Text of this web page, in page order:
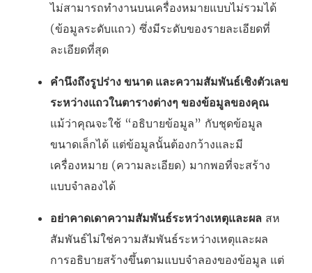
ไม่สามารถทำงานบนเครื่องหมายแบบไม่รวมได้
(ข้อมูลระดับแถว) ซึ่งมีระดับของรายละเอียดที่
ละเอียดที่สุด
คำนึงถึงรูปร่าง ขนาด และความสัมพันธ์เชิงตัวเลข
ระหว่างแถวในตารางต่างๆ ของข้อมูลของคุณ
แม้ว่าคุณจะใช้ “อธิบายข้อมูล” กับชุดข้อมูล
ขนาดเล็กได้ แต่ข้อมูลนั้นต้องกว้างและมี
เครื่องหมาย (ความละเอียด) มากพอที่จะสร้าง
แบบจำลองได้
อย่าคาดเดาความสัมพันธ์ระหว่างเหตุและผล สห
สัมพันธ์ไม่ใช่ความสัมพันธ์ระหว่างเหตุและผล
การอธิบายสร้างขึ้นตามแบบจำลองของข้อมูล แต่